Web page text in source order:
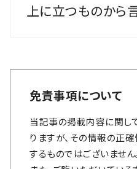
上に立つものから
免責事項について
当記事の掲載内容に関し
りますが、その情報の正
するものではございません